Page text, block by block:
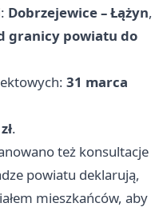
Dobrzejewice – Łążyn,
granicy powiatu do
31 marca
.
też konsultacje
powiatu deklarują,
mieszkańców, aby